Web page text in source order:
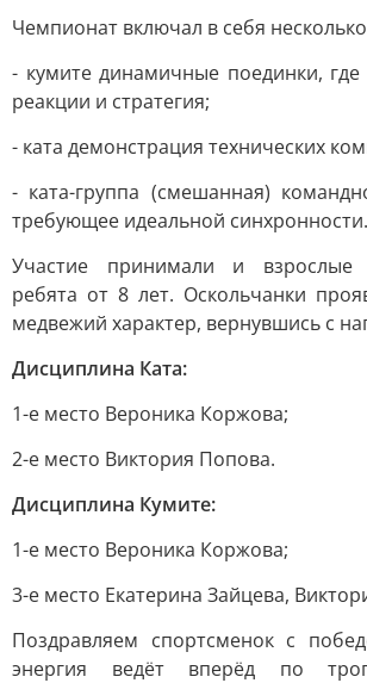
Чемпионат включал в себя
- кумите динамичные поединки,
реакции и стратегия;
- ката демонстрация технических
- ката-группа (смешанная)
требующее идеальной синхронности.
Участие принимали и взрослые
ребята от 8 лет. Оскольчанки
медвежий характер, вернувшись с
Дисциплина Ката:
1-е место Вероника Коржова;
2-е место Виктория Попова.
Дисциплина Кумите:
1-е место Вероника Коржова;
3-е место Екатерина Зайцева,
Поздравляем спортсменок с
энергия ведёт вперёд по